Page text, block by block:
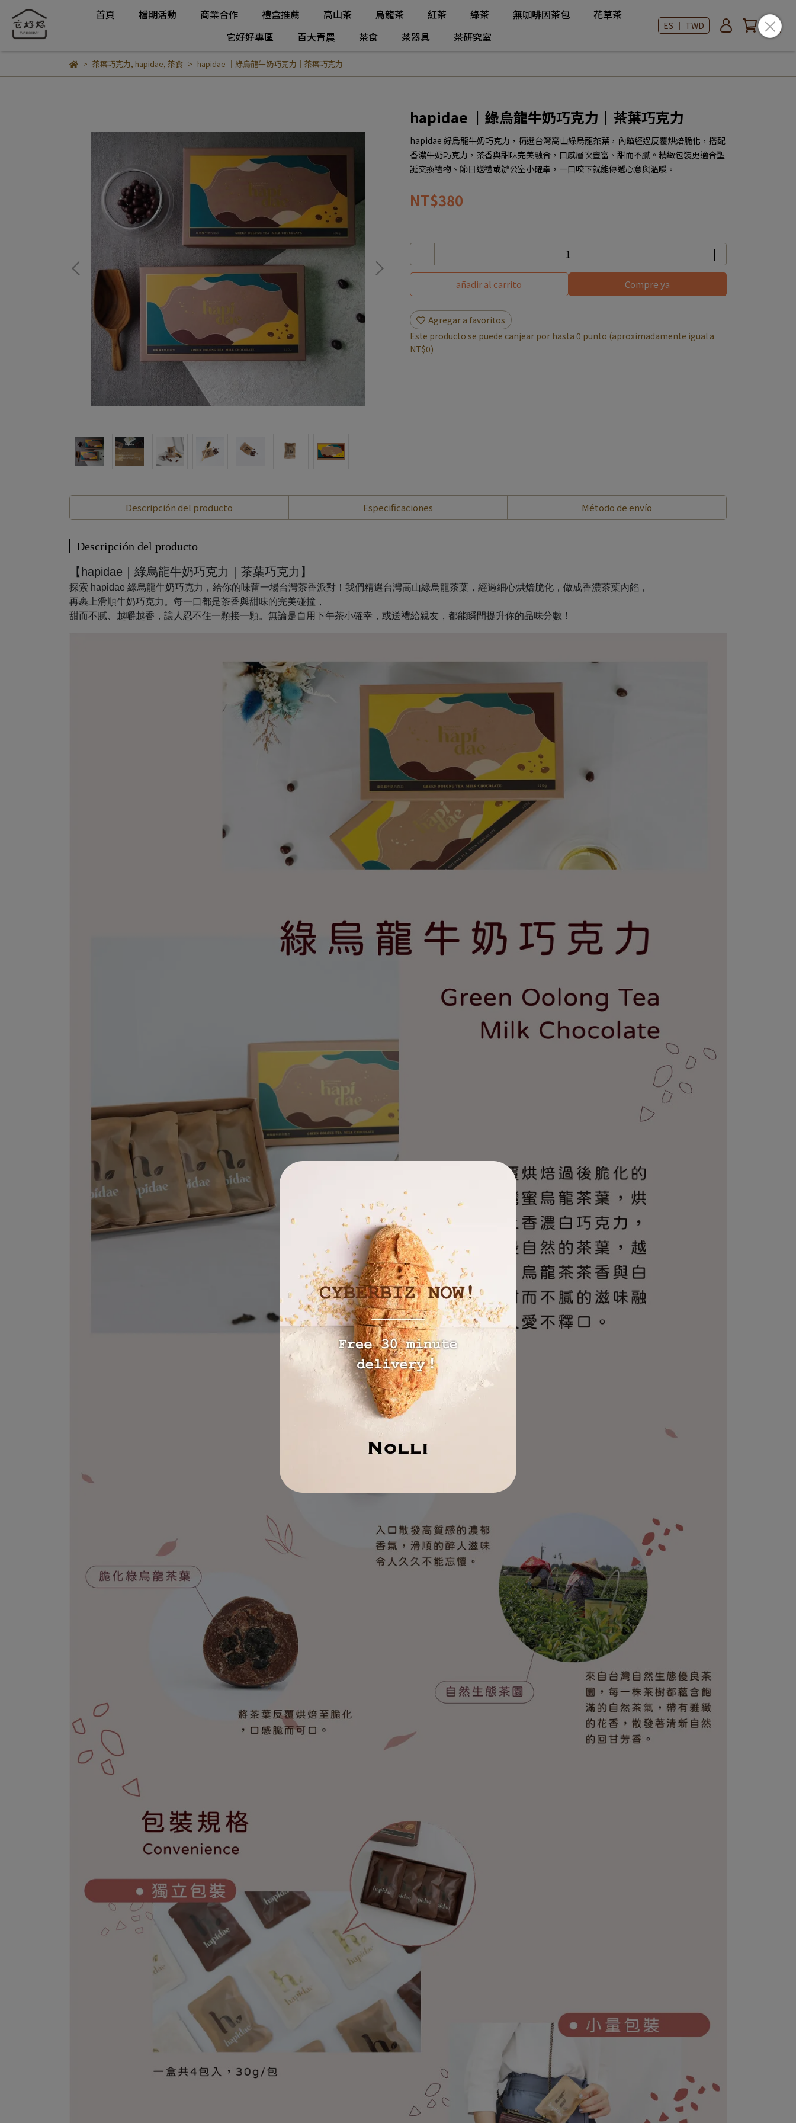
首頁 檔期活動 商業合作 禮盒推薦 高山茶 烏龍茶 紅茶 綠茶 無咖啡因茶包
花草茶
它好好專區
百大青農 茶食 茶器具 茶研究室
ES ｜ TWD
茶葉巧克力, hapidae, 茶食 hapidae ｜綠烏龍牛奶巧克力｜茶葉巧克力
hapidae ｜綠烏龍牛奶巧克力｜茶葉巧克力
hapidae 綠烏龍牛奶巧克力，精選台灣高山綠烏龍茶葉，內餡經過反覆烘焙脆化，搭配
香濃牛奶巧克力，茶香與甜味完美融合，口感層次豐富、甜而不膩。精緻包裝更適合聖
誕交換禮物、節日送禮或辦公室小確幸，一口咬下就能傳遞心意與溫暖。
NT$380
añadir al carrito Compre ya
Agregar a favoritos
Este producto se puede canjear por hasta 0 punto (aproximadamente igual a
NT$0)
Descripción del producto Especificaciones Método de envío
Descripción del producto
【hapidae｜綠烏龍牛奶巧克力｜茶葉巧克力】
探索 hapidae 綠烏龍牛奶巧克力，給你的味蕾一場台灣茶香派對！我們精選台灣高山綠烏龍茶葉，經過細心烘焙脆化，做成香濃茶葉內餡，
再裹上滑順牛奶巧克力。每一口都是茶香與甜味的完美碰撞，
甜而不膩、越嚼越香，讓人忍不住一顆接一顆。無論是自用下午茶小確幸，或送禮給親友，都能瞬間提升你的品味分數！